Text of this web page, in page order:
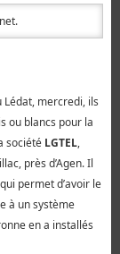
Lédat, mercredi, ils
ou blancs pour la
société LGTEL,
près d’Agen. Il
permet d’avoir le
à un système
en a installés